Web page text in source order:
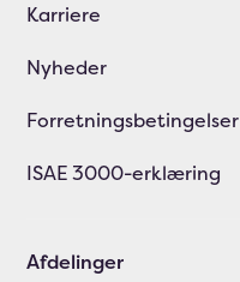
Karriere
Nyheder
Forretningsbetingelser
ISAE 3000-erklæring
Afdelinger